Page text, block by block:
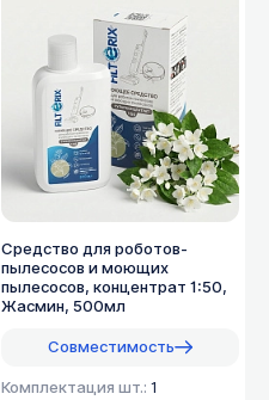
Средство для роботов-
пылесосов и моющих
пылесосов, концентрат 1:50,
Жасмин, 500мл
Совместимость
Комплектация шт.: 1